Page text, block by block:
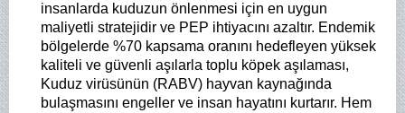
insanlarda kuduzun önlenmesi için en uygun
maliyetli stratejidir ve PEP ihtiyacını azaltır. Endemik
bölgelerde %70 kapsama oranını hedefleyen yüksek
kaliteli ve güvenli aşılarla toplu köpek aşılaması,
Kuduz virüsünün (RABV) hayvan kaynağında
bulaşmasını engeller ve insan hayatını kurtarır. Hem